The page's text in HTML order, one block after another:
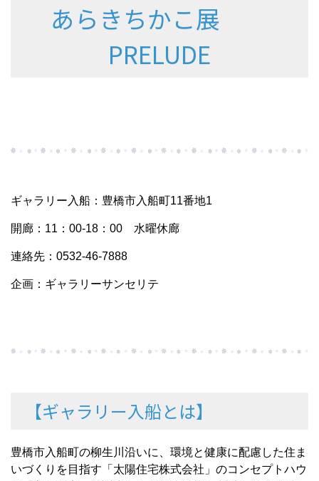
あらきちかこ展
PRELUDE
ギャラリー入船：豊橋市入船町11番地1
開廊：11：00-18：00 水曜休廊
連絡先：0532-46-7888
企画：ギャラリーサンセリテ
【ギャラリー入船とは】
豊橋市入船町の柳生川沿いに、環境と健康に配慮した住ま
いづくりを目指す「太陽住宅株式会社」のコンセプトハウ